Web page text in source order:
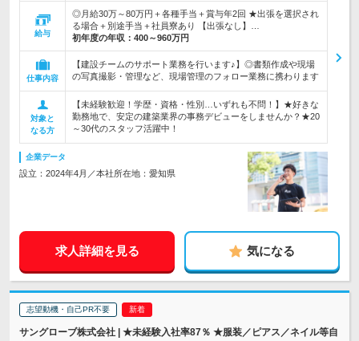
給与
◎月給30万～80万円＋各種手当＋賞与年2回 ★出張を選択され
る場合＋別途手当＋社員寮あり 【出張なし】…
初年度の年収： 400～960万円
仕事内容
【建設チームのサポート業務を行います♪】◎書類作成や現場
の写真撮影・管理など、現場管理のフォロー業務に携わります
対象と
なる方
【未経験歓迎！学歴・資格・性別…いずれも不問！】★好きな
勤務地で、安定の建築業界の事務デビューをしませんか？★20
～30代のスタッフ活躍中！
企業データ
設立：2024年4月／本社所在地：愛知県
求人詳細を見る 気になる
志望動機・自己PR不要
サングローブ株式会社 | ★未経験入社率87％ ★服装／ピアス／ネイル等自